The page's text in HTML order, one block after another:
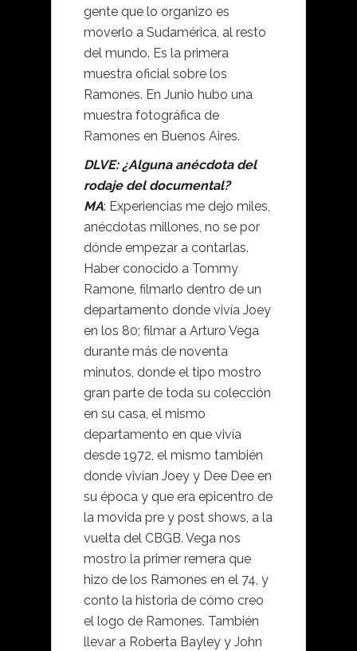
gente que lo organizo es
moverlo a Sudamérica, al resto
del mundo. Es la primera
muestra oficial sobre los
Ramones. En Junio hubo una
muestra fotográfica de
Ramones en Buenos Aires.
DLVE: ¿Alguna anécdota del
rodaje del documental?
MA: Experiencias me dejo miles,
anécdotas millones, no se por
dónde empezar a contarlas.
Haber conocido a Tommy
Ramone, filmarlo dentro de un
departamento donde vivía Joey
en los 80; filmar a Arturo Vega
durante más de noventa
minutos, donde el tipo mostro
gran parte de toda su colección
en su casa, el mismo
departamento en que vivía
desde 1972, el mismo también
donde vivían Joey y Dee Dee en
su época y que era epicentro de
la movida pre y post shows, a la
vuelta del CBGB. Vega nos
mostro la primer remera que
hizo de los Ramones en el 74, y
conto la historia de cómo creo
el logo de Ramones. También
llevar a Roberta Bayley y John